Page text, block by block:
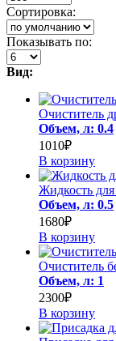
Сортировка:
Показывать по:
Вид:
Очиститель
Объем, л: 0.4
1010₽
В корзину
Жидкость
Объем, л: 0.5
1680₽
В корзину
Очиститель
Объем, л: 1
2300₽
В корзину